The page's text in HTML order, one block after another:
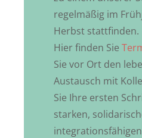
regelmäßig im
Herbst stattfinden.
Hier finden Sie
Sie vor Ort den
Austausch mit
Sie Ihre ersten
starken,